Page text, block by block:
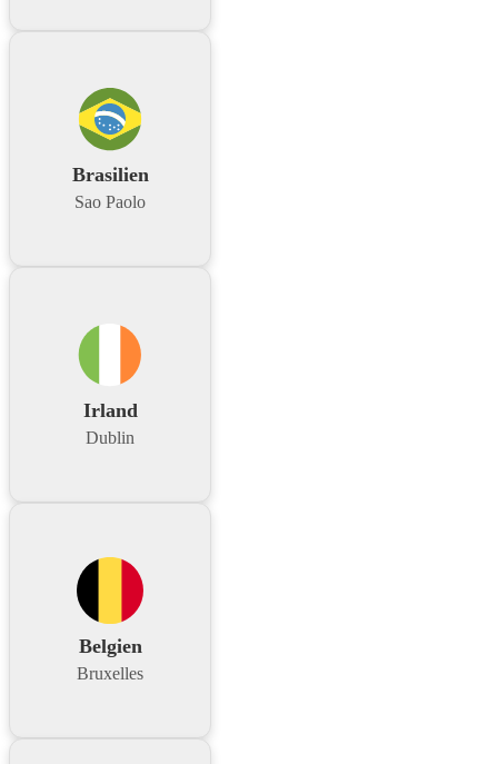
Brasilien
Sao Paolo
Irland
Dublin
Belgien
Bruxelles